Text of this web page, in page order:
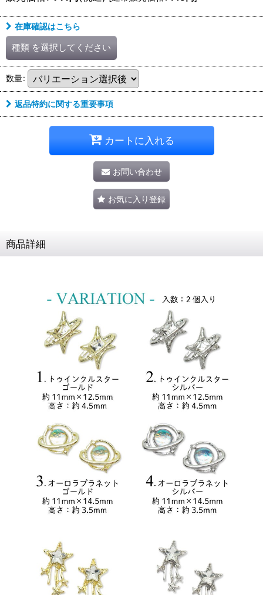
在庫確認はこちら
種類 を選択してください
数量:
返品特約に関する重要事項
カートに入れる
お問い合わせ
お気に入り登録
商品詳細